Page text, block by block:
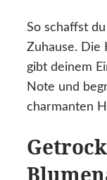
So schaffst
Zuhause. Die
gibt deinem
Note und
charmanten